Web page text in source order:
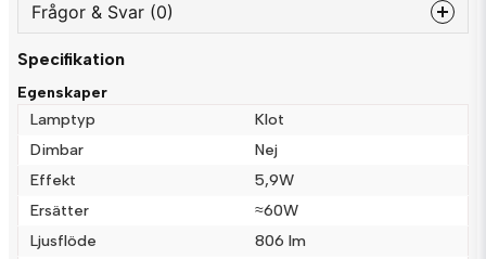
Frågor & Svar (0)
question
name
Specifikation
Egenskaper
Lamptyp
Klot
Dimbar
Nej
Effekt
5,9W
Ersätter
≈60W
Ljusflöde
806 lm